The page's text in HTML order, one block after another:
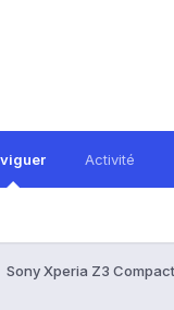
Activité
Sony Xperia Z3